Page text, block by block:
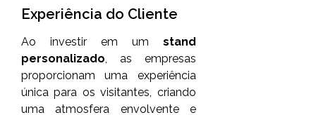
Experiência do Cliente
Ao investir em um stand
personalizado, as empresas
proporcionam uma experiência
única para os visitantes, criando
uma atmosfera envolvente e